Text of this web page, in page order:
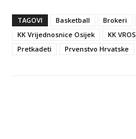
TAGOVI Basketball Brokeri
KK Vrijednosnice Osijek
KK VROS
Pretkadeti
Prvenstvo Hrvatske